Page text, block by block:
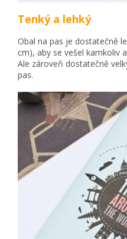
Tenký a lehký
Obal na pas je dostatečně
cm), aby se vešel kamkoliv
Ale zároveň dostatečně
pas.